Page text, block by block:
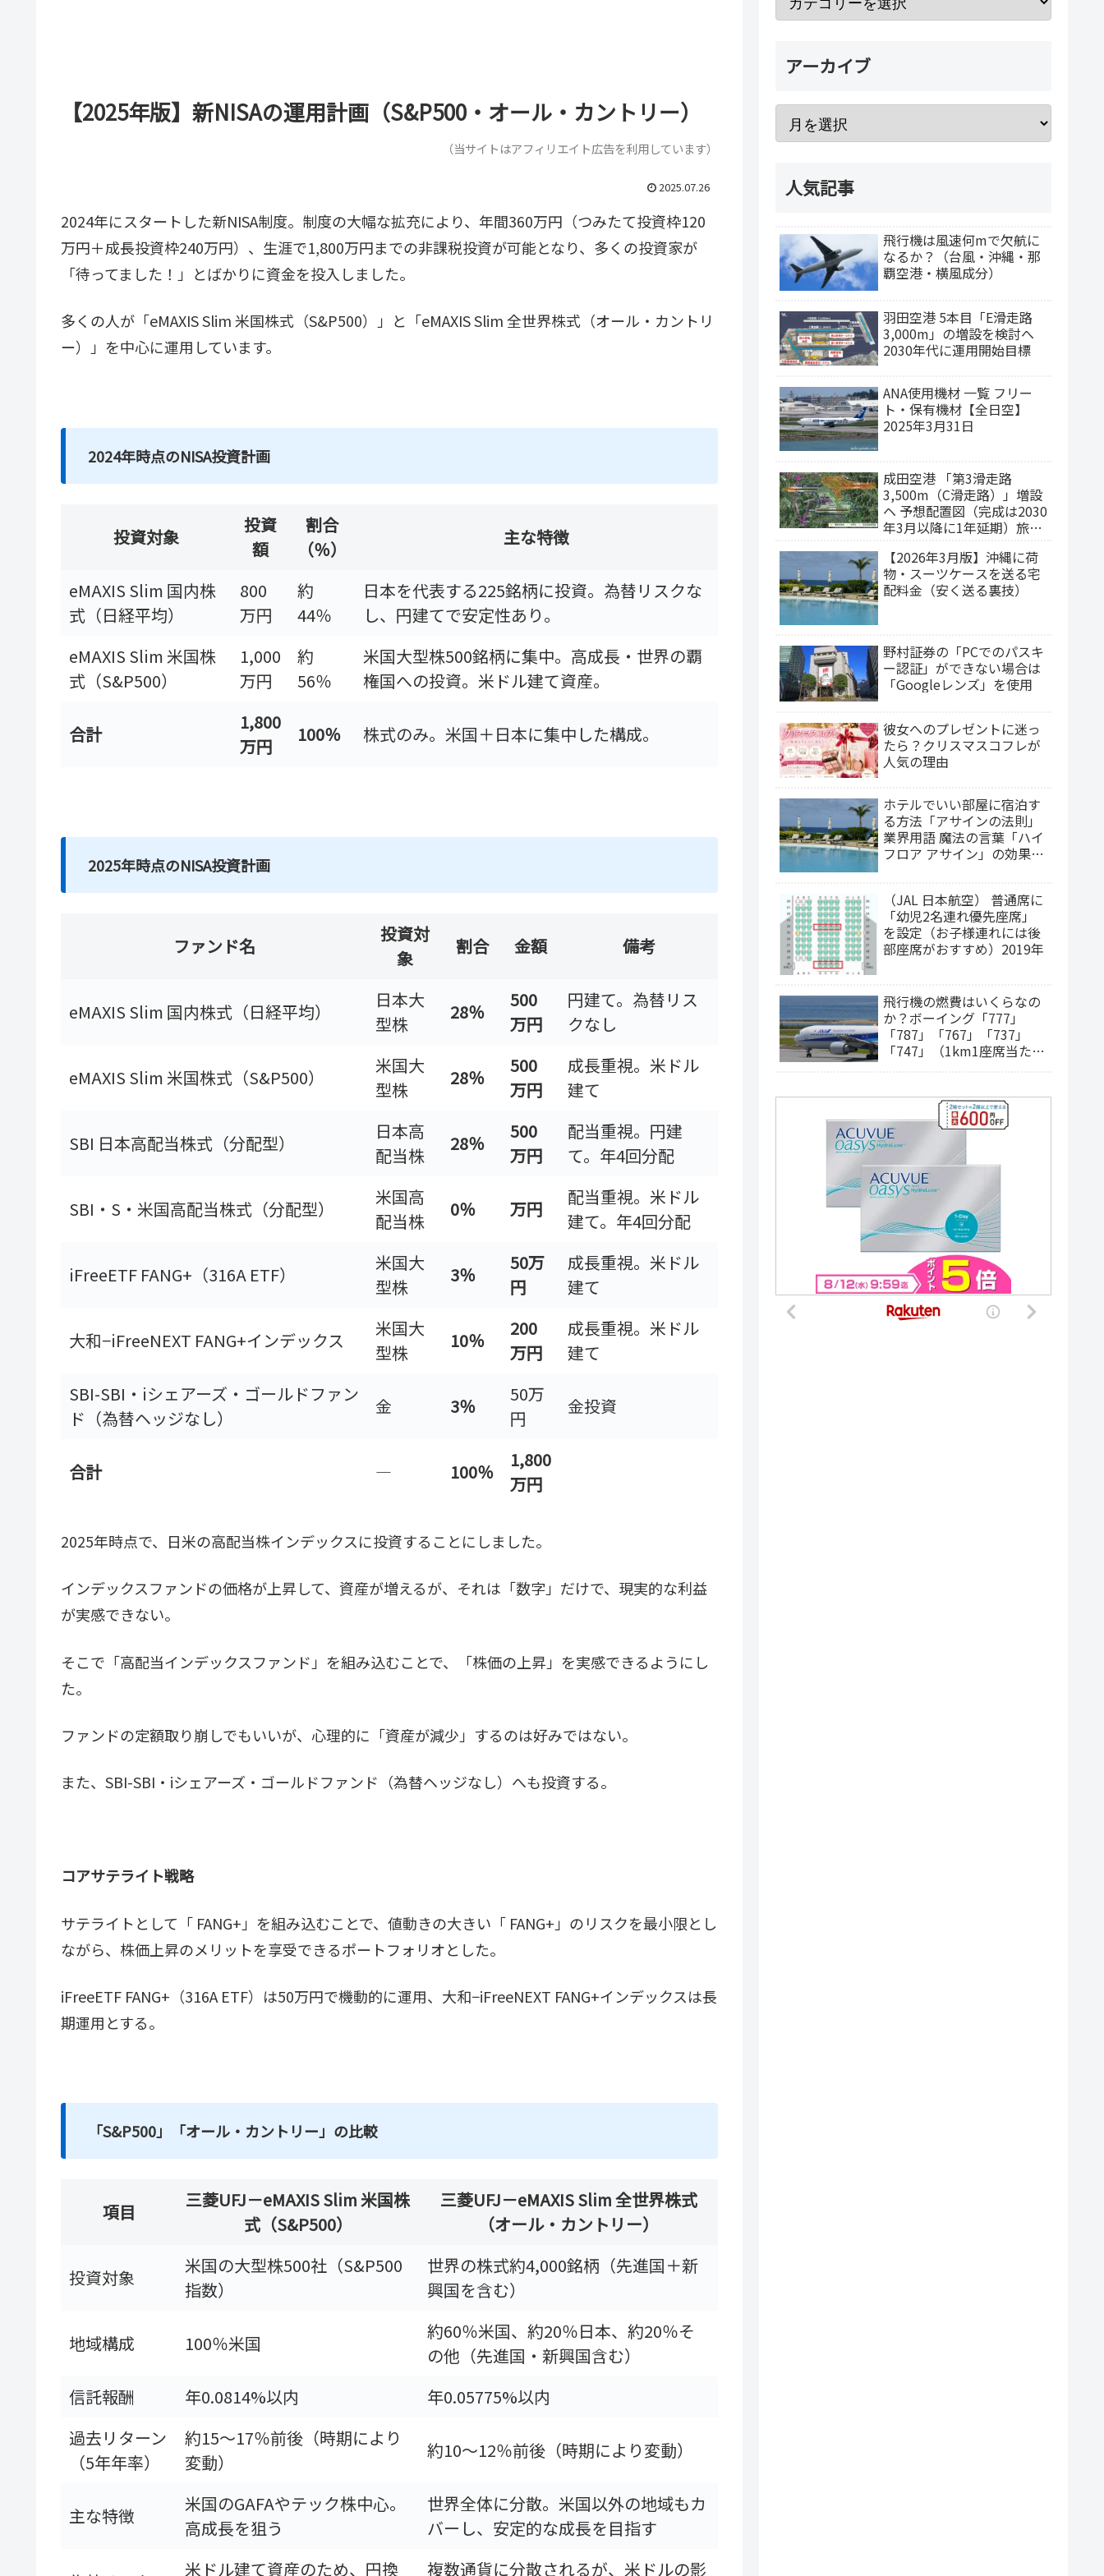
【2025年版】新NISAの運用計画（S&P500・オール・カントリー）
（当サイトはアフィリエイト広告を利用しています）
2025.07.26
2024年にスタートした新NISA制度。制度の大幅な拡充により、年間360万円（つみたて投資枠120
万円＋成長投資枠240万円）、生涯で1,800万円までの非課税投資が可能となり、多くの投資家が
「待ってました！」とばかりに資金を投入しました。
多くの人が「eMAXIS Slim 米国株式（S&P500）」と「eMAXIS Slim 全世界株式（オール・カントリ
ー）」を中心に運用しています。
2024年時点のNISA投資計画
投資対象
投資
額
割合
（％）
主な特徴
eMAXIS Slim 国内株
式（日経平均）
800
万円
約
44％
日本を代表する225銘柄に投資。為替リスクな
し、円建てで安定性あり。
eMAXIS Slim 米国株
式（S&P500）
1,000
万円
約
56％
米国大型株500銘柄に集中。高成長・世界の覇
権国への投資。米ドル建て資産。
合計
1,800
万円
100％ 株式のみ。米国＋日本に集中した構成。
2025年時点のNISA投資計画
ファンド名
投資対
象
割合 金額 備考
eMAXIS Slim 国内株式（日経平均）
日本大
型株
28％
500
万円
円建て。為替リス
クなし
eMAXIS Slim 米国株式（S&P500）
米国大
型株
28％
500
万円
成長重視。米ドル
建て
SBI 日本高配当株式（分配型）
日本高
配当株
28％
500
万円
配当重視。円建
て。年4回分配
SBI・S・米国高配当株式（分配型）
米国高
配当株
0％ 万円
配当重視。米ドル
建て。年4回分配
iFreeETF FANG+（316A ETF）
米国大
型株
3％
50万
円
成長重視。米ドル
建て
大和−iFreeNEXT FANG+インデックス
米国大
型株
10％
200
万円
成長重視。米ドル
建て
SBI-SBI・iシェアーズ・ゴールドファン
ド（為替ヘッジなし）
金 3％
50万
円
金投資
合計 ― 100％
1,800
万円
2025年時点で、日米の高配当株インデックスに投資することにしました。
インデックスファンドの価格が上昇して、資産が増えるが、それは「数字」だけで、現実的な利益
が実感できない。
そこで「高配当インデックスファンド」を組み込むことで、「株価の上昇」を実感できるようにし
た。
ファンドの定額取り崩しでもいいが、心理的に「資産が減少」するのは好みではない。
また、SBI-SBI・iシェアーズ・ゴールドファンド（為替ヘッジなし）へも投資する。
コアサテライト戦略
サテライトとして「 FANG+」を組み込むことで、値動きの大きい「 FANG+」のリスクを最小限とし
ながら、株価上昇のメリットを享受できるポートフォリオとした。
iFreeETF FANG+（316A ETF）は50万円で機動的に運用、大和−iFreeNEXT FANG+インデックスは長
期運用とする。
「S&P500」「オール・カントリー」の比較
項目
三菱UFJ－eMAXIS Slim 米国株
式（S&P500）
三菱UFJ－eMAXIS Slim 全世界株式
（オール・カントリー）
投資対象
米国の大型株500社（S&P500
指数）
世界の株式約4,000銘柄（先進国＋新
興国を含む）
地域構成 100％米国
約60％米国、約20％日本、約20％そ
の他（先進国・新興国含む）
信託報酬
年0.0814%以内
年0.05775%以内
過去リターン
（5年年率）
約15～17％前後（時期により
変動）
約10～12％前後（時期により変動）
主な特徴
米国のGAFAやテック株中心。
高成長を狙う
世界全体に分散。米国以外の地域もカ
バーし、安定的な成長を目指す
米ドル建て資産のため、円換 複数通貨に分散されるが、米ドルの影
アーカイブ
人気記事
飛行機は風速何mで欠航に
なるか？（台風・沖縄・那
覇空港・横風成分）
羽田空港 5本目「E滑走路
3,000m」の増設を検討へ
2030年代に運用開始目標
ANA使用機材 一覧 フリー
ト・保有機材【全日空】
2025年3月31日
成田空港 「第3滑走路
3,500m（C滑走路）」増設
ヘ 予想配置図（完成は2030
年3月以降に1年延期）旅客
【2026年3月版】沖縄に荷
物・スーツケースを送る宅
配料金（安く送る裏技）
野村証券の「PCでのパスキ
ー認証」ができない場合は
「Googleレンズ」を使用
彼女へのプレゼントに迷っ
たら？クリスマスコフレが
人気の理由
ホテルでいい部屋に宿泊す
る方法「アサインの法則」
業界用語 魔法の言葉「ハイ
フロア アサイン」の効果
（JAL 日本航空） 普通席に
「幼児2名連れ優先座席」
を設定（お子様連れには後
部座席がおすすめ）2019年
飛行機の燃費はいくらなの
か？ボーイング「777」
「787」「767」「737」
「747」（1km1座席当たり